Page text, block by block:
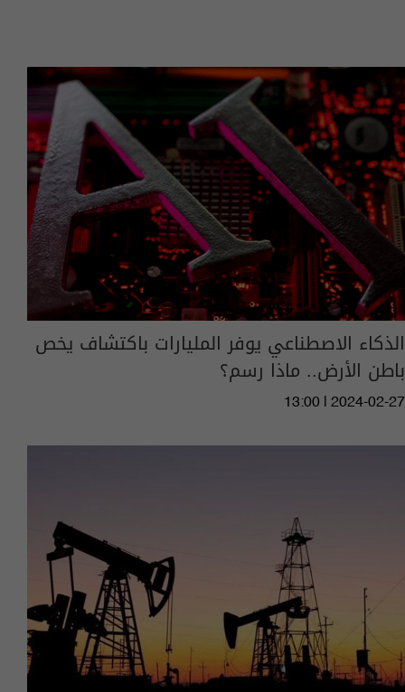
الذكاء الاصطناعي يوفر المليارات باكتشاف يخص
باطن الأرض.. ماذا رسم؟
13:00 | 2024-02-27